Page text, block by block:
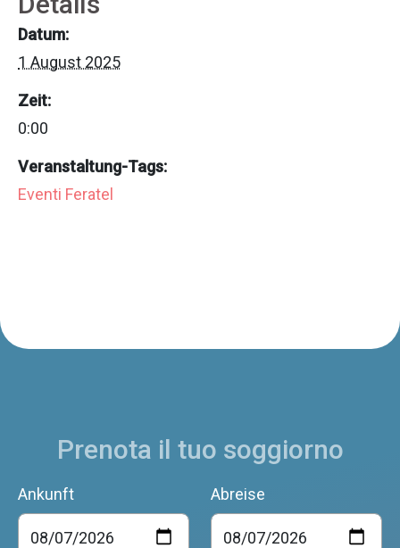
Datum:
1 August 2025
Zeit:
0:00
Veranstaltung-Tags:
Eventi Feratel
Prenota il tuo soggiorno
Ankunft Abreise